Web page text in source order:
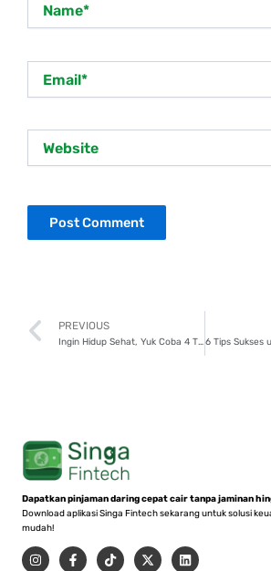
Prev
PREVIOUS
Ingin Hidup Sehat, Yuk Coba 4 Tips Praktis Ini!
Dapatkan pinjaman daring cepat cair tanpa jaminan
Download aplikasi Singa Fintech sekarang untuk solusi
mudah!
I
n
F
a
T
i
X
-
L
i